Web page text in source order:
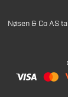
Nøsen & Co AS